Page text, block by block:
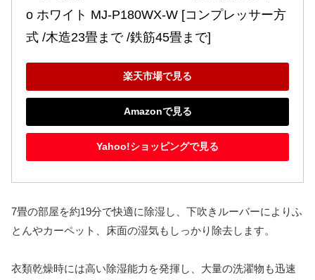
o ホワイト MJ-P180WX-W [コンプレッサー方
式 /木造23畳まで /鉄筋45畳まで]
楽天市場で見る
Amazonで見る
Yahoo!ショッピングで見る
7畳の部屋を約19分で快適に除湿し、下吹きルーバーによりふ
とんやカーペット、床面の湿気もしっかり除去します。
衣類乾燥時には高い除湿能力を発揮し、大量の洗濯物も迅速